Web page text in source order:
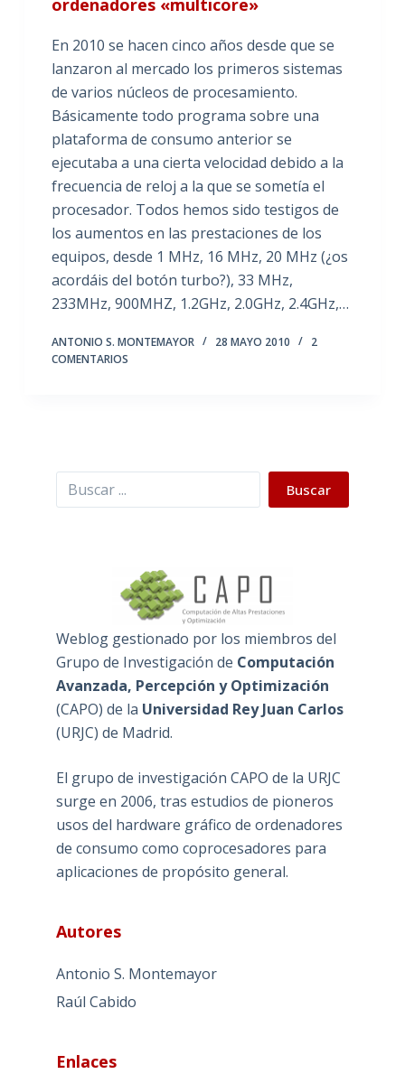
ordenadores «multicore»
En 2010 se hacen cinco años desde que se
lanzaron al mercado los primeros sistemas
de varios núcleos de procesamiento.
Básicamente todo programa sobre una
plataforma de consumo anterior se
ejecutaba a una cierta velocidad debido a la
frecuencia de reloj a la que se sometía el
procesador. Todos hemos sido testigos de
los aumentos en las prestaciones de los
equipos, desde 1 MHz, 16 MHz, 20 MHz (¿os
acordáis del botón turbo?), 33 MHz,
233MHz, 900MHZ, 1.2GHz, 2.0GHz, 2.4GHz,…
ANTONIO S. MONTEMAYOR 28 MAYO 2010
2
COMENTARIOS
Buscar Buscar
Weblog gestionado por los miembros del
Grupo de Investigación de Computación
Avanzada, Percepción y Optimización
(CAPO) de la Universidad Rey Juan Carlos
(URJC) de Madrid.
El grupo de investigación CAPO de la URJC
surge en 2006, tras estudios de pioneros
usos del hardware gráfico de ordenadores
de consumo como coprocesadores para
aplicaciones de propósito general.
Autores
Antonio S. Montemayor
Raúl Cabido
Enlaces